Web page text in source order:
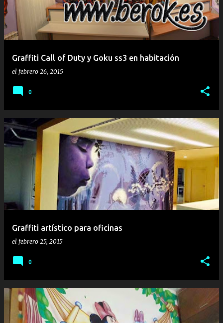
Graffiti Call of Duty y Goku ss3 en habitación
el febrero 26, 2015
0
Graffiti artístico para oficinas
el febrero 25, 2015
0